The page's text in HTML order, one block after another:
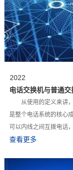
2022
电话交换机与普通交
从使用的定义来讲，
是整个电话系统的核心
可以内线之间互拨电话
查看更多